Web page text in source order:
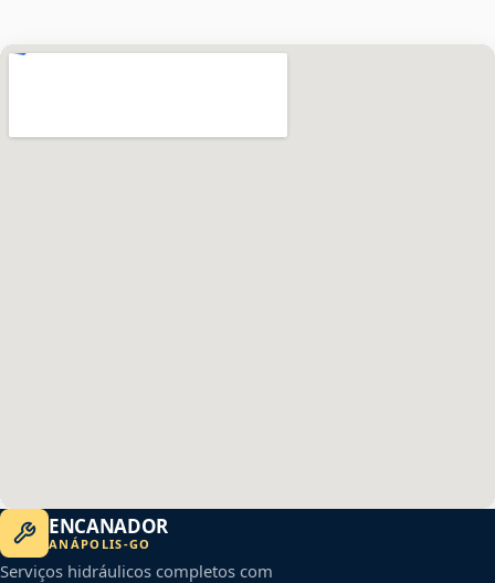
ENCANADOR
ANÁPOLIS-GO
Serviços hidráulicos completos com